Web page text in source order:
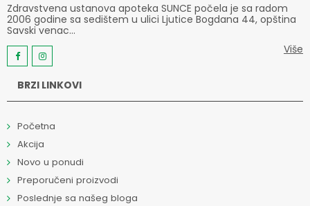
Zdravstvena ustanova apoteka SUNCE počela je sa radom
2006 godine sa sedištem u ulici Ljutice Bogdana 44, opština
Savski venac...
Više
BRZI LINKOVI
Početna
Akcija
Novo u ponudi
Preporučeni proizvodi
Poslednje sa našeg bloga